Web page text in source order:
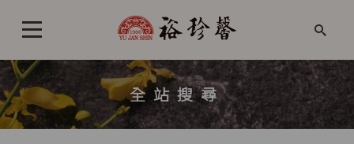
全站搜尋